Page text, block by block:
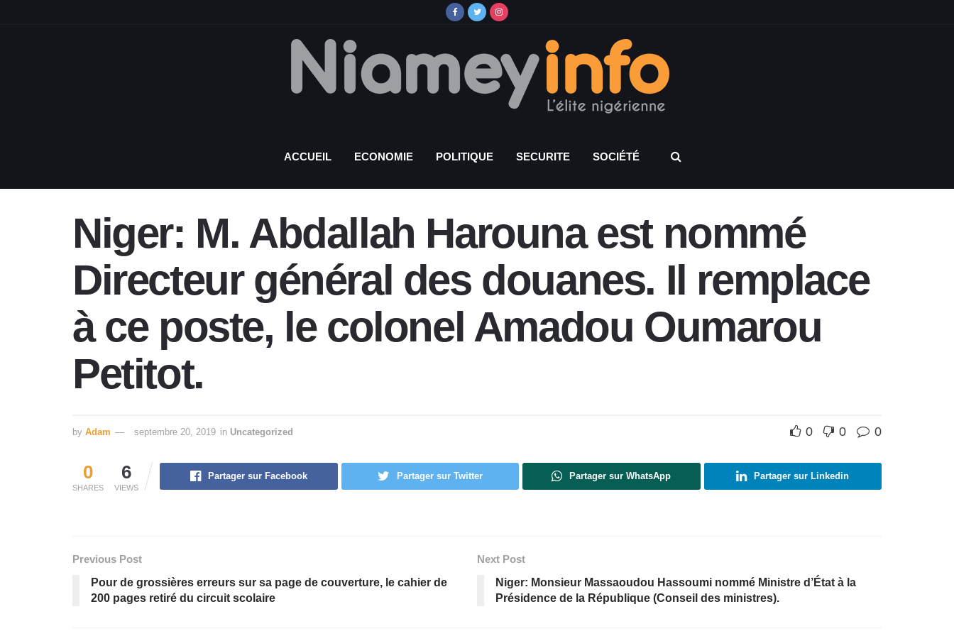
ACCUEIL ECONOMIE POLITIQUE SECURITE SOCIÉTÉ
Niger: M. Abdallah Harouna est nommé
Directeur général des douanes. Il remplace
à ce poste, le colonel Amadou Oumarou
Petitot.
by Adam septembre 20, 2019 in Uncategorized 0 0 0
0
SHARES
6
VIEWS
Partager sur Facebook Partager sur Twitter Partager sur WhatsApp Partager sur Linkedin
Previous Post
Pour de grossières erreurs sur sa page de couverture, le cahier de
200 pages retiré du circuit scolaire
Next Post
Niger: Monsieur Massaoudou Hassoumi nommé Ministre d’État à la
Présidence de la République (Conseil des ministres).